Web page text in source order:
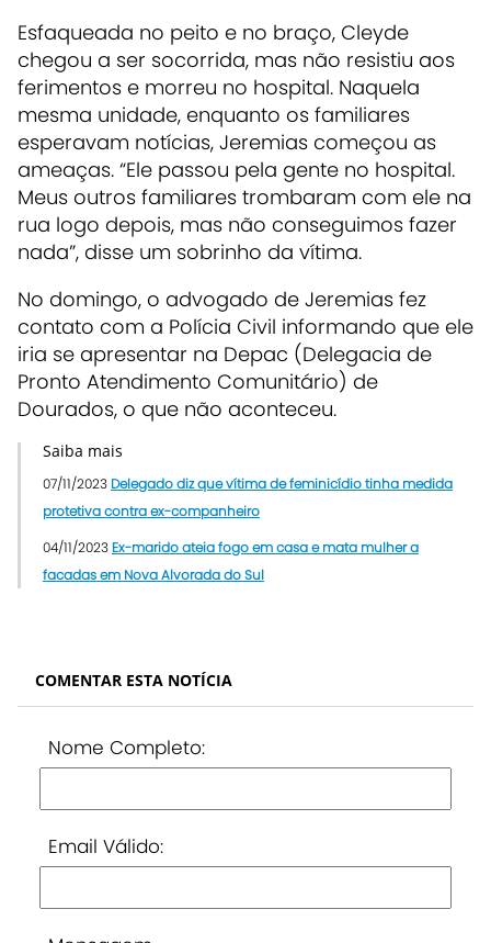
Esfaqueada no peito e no braço, Cleyde
chegou a ser socorrida, mas não resistiu aos
ferimentos e morreu no hospital. Naquela
mesma unidade, enquanto os familiares
esperavam notícias, Jeremias começou as
ameaças. “Ele passou pela gente no hospital.
Meus outros familiares trombaram com ele na
rua logo depois, mas não conseguimos fazer
nada”, disse um sobrinho da vítima.
No domingo, o advogado de Jeremias fez
contato com a Polícia Civil informando que ele
iria se apresentar na Depac (Delegacia de
Pronto Atendimento Comunitário) de
Dourados, o que não aconteceu.
Saiba mais
07/11/2023 Delegado diz que vítima de feminicídio tinha medida
protetiva contra ex-companheiro
04/11/2023 Ex-marido ateia fogo em casa e mata mulher a
facadas em Nova Alvorada do Sul
COMENTAR ESTA NOTÍCIA
Nome Completo:
Email Válido: